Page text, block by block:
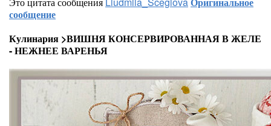
сообщение
Кулинария >ВИШНЯ КОНСЕРВИРОВАННАЯ В ЖЕЛЕ
- НЕЖНЕЕ ВАРЕНЬЯ